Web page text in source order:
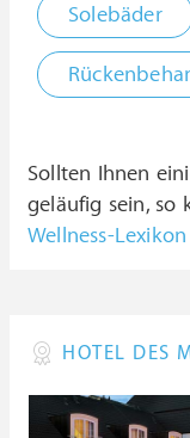
Solebäder
Sollten Ihnen
geläufig sein, so
Wellness-Lexikon
HOTEL DES